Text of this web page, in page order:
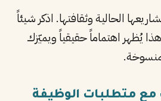
الحالية وثقافتها. اذكر شيئاً
يُظهر اهتماماً حقيقياً ويميّزك